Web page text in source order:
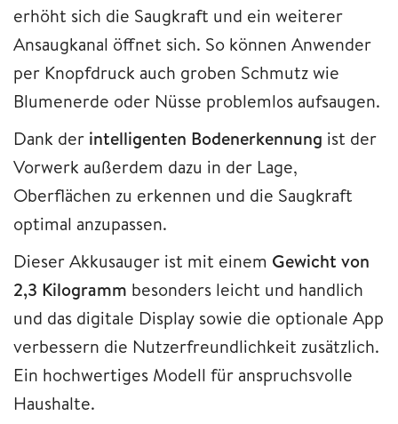
erhöht sich die Saugkraft und ein weiterer
Ansaugkanal öffnet sich. So können Anwender
per Knopfdruck auch groben Schmutz wie
Blumenerde oder Nüsse problemlos aufsaugen.
Dank der intelligenten Bodenerkennung ist der
Vorwerk außerdem dazu in der Lage,
Oberflächen zu erkennen und die Saugkraft
optimal anzupassen.
Dieser Akkusauger ist mit einem Gewicht von
2,3 Kilogramm besonders leicht und handlich
und das digitale Display sowie die optionale App
verbessern die Nutzerfreundlichkeit zusätzlich.
Ein hochwertiges Modell für anspruchsvolle
Haushalte.